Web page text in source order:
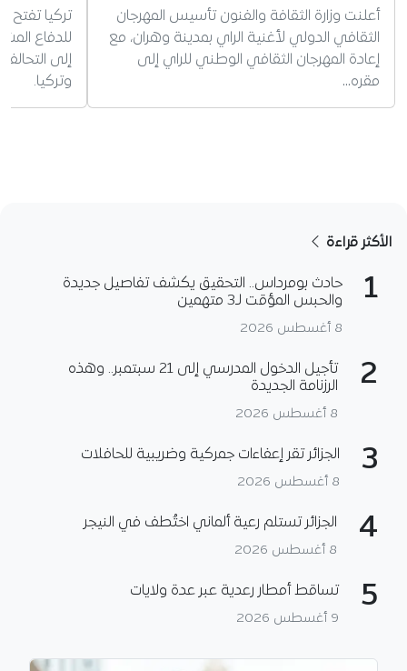
أعلنت وزارة الثقافة والفنون تأسيس المهرجان
الثقافي الدولي لأغنية الراي بمدينة وهران، مع
إعادة المهرجان الثقافي الوطني للراي إلى
مقره…
تركيا تفتح
للدفاع
إلى
وتركيا.
الأكثر قراءة
1
حادث بومرداس.. التحقيق يكشف تفاصيل جديدة
والحبس المؤقت لـ3 متهمين
8 أغسطس 2026
2
تأجيل الدخول المدرسي إلى 21 سبتمبر.. وهذه
الرزنامة الجديدة
8 أغسطس 2026
3 الجزائر تقر إعفاءات جمركية وضريبية للحافلات
8 أغسطس 2026
4 الجزائر تستلم رعية ألماني اختُطف في النيجر
8 أغسطس 2026
5 تساقط أمطار رعدية عبر عدة ولايات
9 أغسطس 2026